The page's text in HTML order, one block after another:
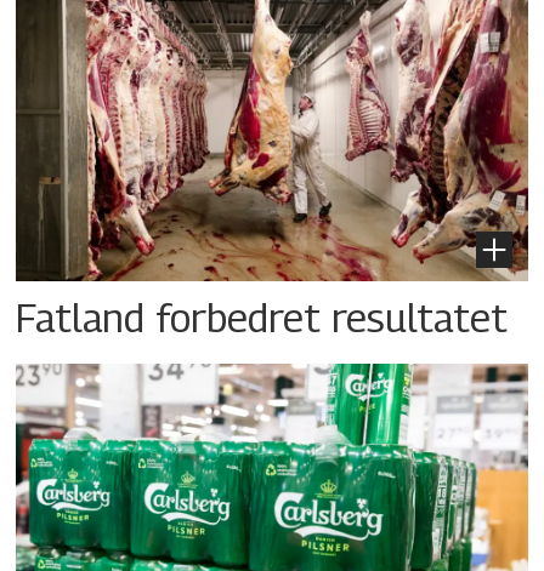
Fatland forbedret resultatet